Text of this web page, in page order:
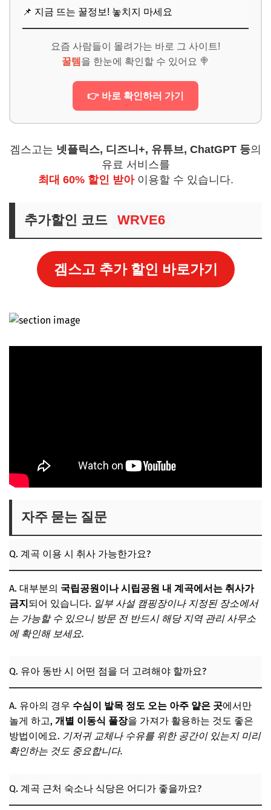
📌 지금 뜨는 꿀정보! 놓치지 마세요
요즘 사람들이 몰려가는 바로 그 사이트!
꿀템 을 한눈에 확인할 수 있어요 🍭
👉 바로 확인하러 가기
겜스고는 넷플릭스, 디즈니+, 유튜브, ChatGPT 등의
유료 서비스를
최대 60% 할인 받아이용할 수 있습니다.
추가할인 코드 WRVE6
겜스고 추가 할인 바로가기
자주 묻는 질문
Q. 계곡 이용 시 취사 가능한가요?
A. 대부분의 국립공원이나 시립공원 내 계곡에서는 취사가
금지 되어 있습니다. 일부 사설 캠핑장이나 지정된 장소에서
는 가능할 수 있으니 방문 전 반드시 해당 지역 관리 사무소
에 확인해 보세요.
Q. 유아 동반 시 어떤 점을 더 고려해야 할까요?
A. 유아의 경우 수심이 발목 정도 오는 아주 얕은 곳에서만
놀게 하고, 개별 이동식 풀장을 가져가 활용하는 것도 좋은
방법이에요. 기저귀 교체나 수유를 위한 공간이 있는지 미리
확인하는 것도 중요합니다.
Q. 계곡 근처 숙소나 식당은 어디가 좋을까요?